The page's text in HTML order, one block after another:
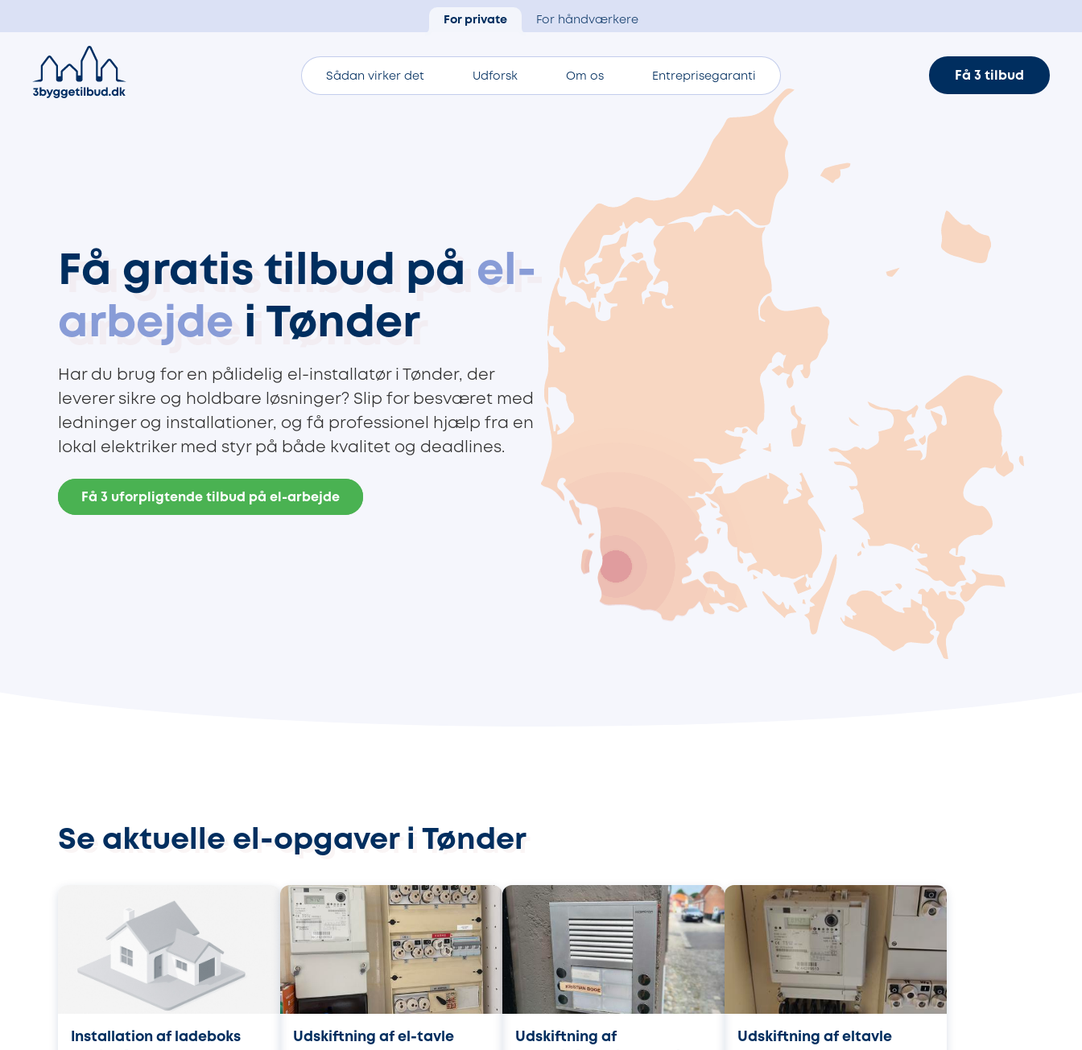
For private For håndværkere
Sådan virker det Udforsk Om os Entreprisegaranti Få 3 tilbud
Få gratis tilbud på el-
arbejde i Tønder
Har du brug for en pålidelig el-installatør i Tønder, der
leverer sikre og holdbare løsninger? Slip for besværet med
ledninger og installationer, og få professionel hjælp fra en
lokal elektriker med styr på både kvalitet og deadlines.
Få 3 uforpligtende tilbud på el-arbejde
Se aktuelle el-opgaver i Tønder
Installation af ladeboks
Udskiftning af el-tavle
Udskiftning af
Udskiftning af eltavle